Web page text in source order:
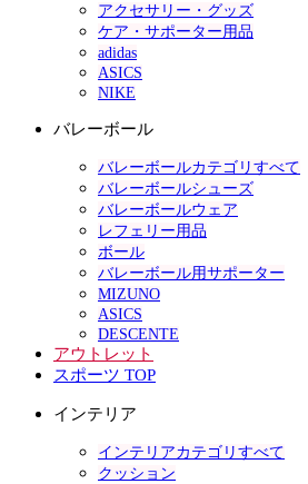
アクセサリー・グッズ
ケア・サポーター用品
adidas
ASICS
NIKE
バレーボール
バレーボールカテゴリすべて
バレーボールシューズ
バレーボールウェア
レフェリー用品
ボール
バレーボール用サポーター
MIZUNO
ASICS
DESCENTE
アウトレット
スポーツ TOP
インテリア
インテリアカテゴリすべて
クッション